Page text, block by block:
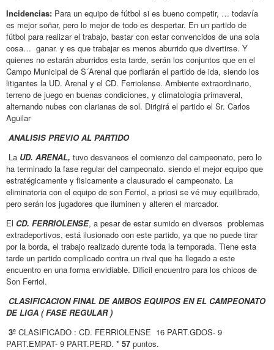
Incidencias: Para un equipo de fútbol si es bueno competir, … todavía
es mejor soñar, pero lo mejor de todo es despertar. En un partido de
fútbol para realizar el trabajo, bastar con estar convencidos de una sola
cosa… ganar. y es que trabajar es menos aburrido que divertirse. Y
quienes no estarán aburridos esta tarde, serán los conjuntos que en el
Campo Municipal de S´Arenal que porfiarán el partido de ida, siendo los
litigantes la UD. Arenal y el CD. Ferriolense. Ambiente extraordinario,
terreno de juego en buenas condiciones, y climatología primaveral,
alternando nubes con clarianas de sol. Dirigirá el partido el Sr. Carlos
Aguilar
ANALISIS PREVIO AL PARTIDO
La UD. ARENAL, tuvo desvaneos el comienzo del campeonato, pero lo
ha terminado la fase regular del campeonato. siendo el mejor equipo que
estratégicamente y fisicamente a clausurado el campeonato. La
eliminatoria con el equipo de son Ferriol, a priosi se vé muy equilibrado,
pero serán los jugadores que iluminen y alteren el marcador.
El CD. FERRIOLENSE, a pesar de estar sumido en diversos problemas
extradeportivos, está ilusionado con este partido, ya que no puede tirar
por la borda, el trabajo realizado durente toda la temporada. Tiene esta
tarde un partido complicado contra un rival que ha llegado a este
encuentro en una forma envidiable. Dificil encuentro para los chicos de
Son Ferriol.
CLASIFICACION FINAL DE AMBOS EQUIPOS EN EL CAMPEONATO
DE LIGA ( FASE REGULAR )
3º CLASIFICADO : CD. FERRIOLENSE 16 PART.GDOS- 9
PART.EMPAT- 9 PART.PERD. * 57 puntos.